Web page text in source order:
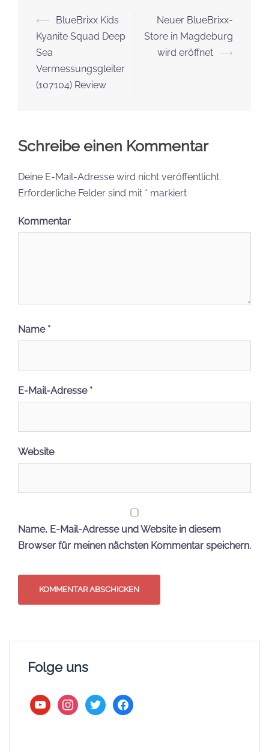
Beitrags-
Navigation
⟵
BlueBrixx Kids
Kyanite Squad Deep
Sea
Vermessungsgleiter
(107104) Review
Neuer BlueBrixx-
Store in Magdeburg
wird eröffnet ⟶
Schreibe einen Kommentar
Deine E-Mail-Adresse wird nicht veröffentlicht.
Erforderliche Felder sind mit * markiert
Kommentar
Name *
E-Mail-Adresse *
Website
Name, E-Mail-Adresse und Website in diesem
Browser für meinen nächsten Kommentar speichern.
Folge uns
youtubeinstagram
twitter facebook